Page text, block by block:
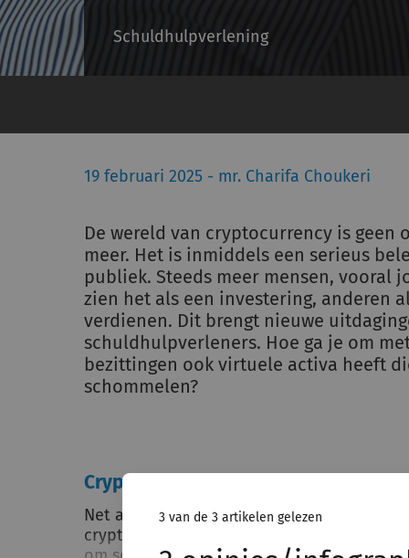
Schuldhulpverlening
3 van de 3 artikelen gelezen
19 februari 2025 - mr. Charifa Choukeri
De wereld van cryptocurrency is
meer. Het is inmiddels een serieus
publiek. Steeds meer mensen, vooral
zien het als een investering, anderen
verdienen. Dit brengt nieuwe
schuldhulpverleners. Hoe ga je om
bezittingen ook virtuele activa heeft
schommelen?
Crypto = vermogen
Net als aandelen, valt crypto onder
cryptomunten bezit, dan vallen deze in de